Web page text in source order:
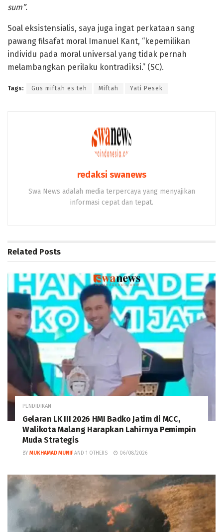
sum”.
Soal eksistensialis, saya juga ingat perkataan sang
pawang filsafat moral Imanuel Kant, “kepemilikan
individu pada moral universal yang tidak pernah
melambangkan perilaku kontradiksi.” (SC).
Tags: Gus miftah es teh Miftah Yati Pesek
redaksi swanews
Swa News adalah media terpercaya yang menyajikan
informasi cepat dan tepat.
Related Posts
PENDIDIKAN
Gelaran LK III 2026 HMI Badko Jatim di MCC,
Walikota Malang Harapkan Lahirnya Pemimpin
Muda Strategis
BY MUKHAMAD MUNIF AND 1 OTHERS 06/08/2026